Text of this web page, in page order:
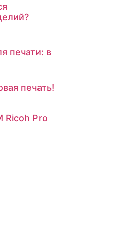
печати: в
печать!
Ricoh Pro